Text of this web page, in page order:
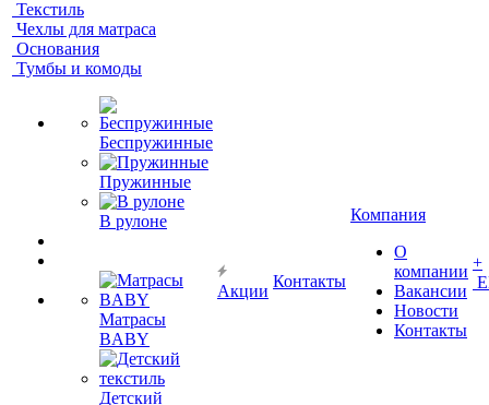
Текстиль
Чехлы для матраса
Основания
Тумбы и комоды
Беспружинные
Пружинные
В рулоне
Матрасы
BABY
Детский
Акции
Контакты
Компания
О
компании
Вакансии
Новости
Контакты
+